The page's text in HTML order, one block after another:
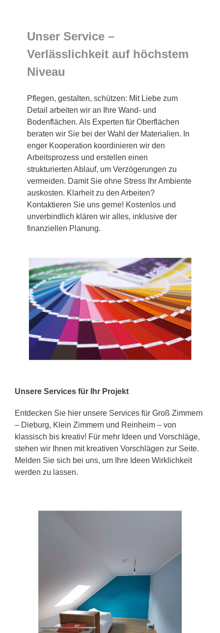
Unser Service –
Verlässlichkeit auf höchstem
Niveau
Pflegen, gestalten, schützen: Mit Liebe zum
Detail arbeiten wir an Ihre Wand- und
Bodenflächen. Als Experten für Oberflächen
beraten wir Sie bei der Wahl der Materialien. In
enger Kooperation koordinieren wir den
Arbeitsprozess und erstellen einen
strukturierten Ablauf, um Verzögerungen zu
vermeiden. Damit Sie ohne Stress Ihr Ambiente
auskosten. Klarheit zu den Arbeiten?
Kontaktieren Sie uns gerne! Kostenlos und
unverbindlich klären wir alles, inklusive der
finanziellen Planung.
Unsere Services für Ihr Projekt
Entdecken Sie hier unsere Services für Groß Zimmern
– Dieburg, Klein Zimmern und Reinheim – von
klassisch bis kreativ! Für mehr Ideen und Vorschläge,
stehen wir Ihnen mit kreativen Vorschlägen zur Seite.
Melden Sie sich bei uns, um Ihre Ideen Wirklichkeit
werden zu lassen.